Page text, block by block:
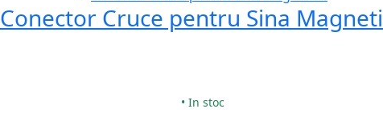
Conector Cruce pentru Sina
• In stoc